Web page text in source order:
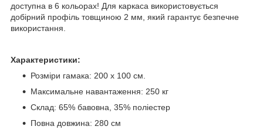
доступна в 6 кольорах! Для каркаса використовується
добірний профіль товщиною 2 мм, який гарантує безпечне
використання.
Характеристики:
Розміри гамака: 200 х 100 см.
Максимальне навантаження: 250 кг
Склад: 65% бавовна, 35% поліестер
Повна довжина: 280 см